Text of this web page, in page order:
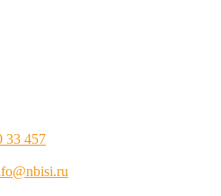
33 457